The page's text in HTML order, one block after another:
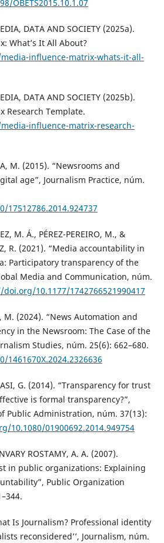
OBETS2015.10.1.07
DATA AND SOCIETY (2025a).
What’s It All About?
influence-matrix-whats-it-all-
DATA AND SOCIETY (2025b).
Research Template.
influence-matrix-research-
M. (2015). “Newsrooms and
age”, Journalism Practice, núm.
M. Á., PÉREZ-PEREIRO, M., &
R. (2021). “Media accountability in
Participatory transparency of the
Media and Communication, núm.
10.1177/1742766521990417
M. (2024). “News Automation and
in the Newsroom: The Case of the
Studies, núm. 25(6): 662–680.
G. (2014). “Transparency for trust
is formal transparency?”,
Public Administration, núm. 37(13):
10.1080/01900692.2014.949754
ROSTAMY, A. A. (2007).
in public organizations: Explaining
Public Organization
Is Journalism? Professional identity
reconsidered’’, Journalism, núm.